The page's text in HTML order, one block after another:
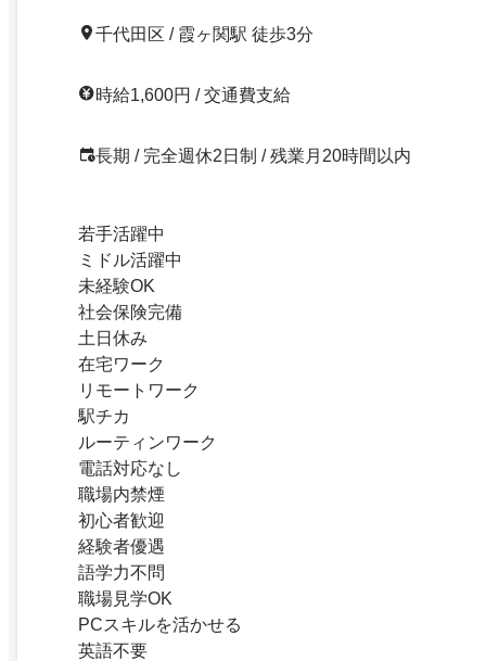
千代田区 / 霞ヶ関駅 徒歩3分
時給1,600円 / 交通費支給
長期 / 完全週休2日制 / 残業月20時間以内
若手活躍中
ミドル活躍中
未経験OK
社会保険完備
土日休み
在宅ワーク
リモートワーク
駅チカ
ルーティンワーク
電話対応なし
職場内禁煙
初心者歓迎
経験者優遇
語学力不問
職場見学OK
PCスキルを活かせる
英語不要